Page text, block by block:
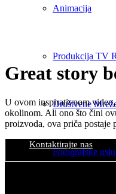
Animacija
Produkcija TV
Društvene
Fotografske
Great story
U ovom inspirativnom
okolinom. Ali ono što čini
proizvoda, ova priča
Kontaktirajte nas